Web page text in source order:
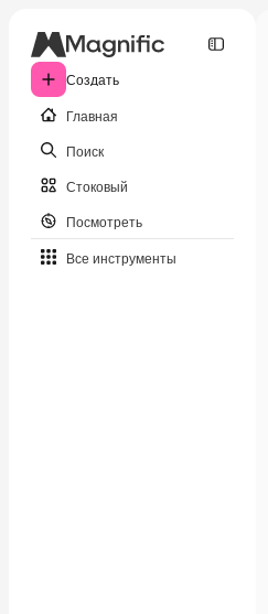
Создать
Главная
Поиск
Стоковый
Посмотреть
Все инструменты